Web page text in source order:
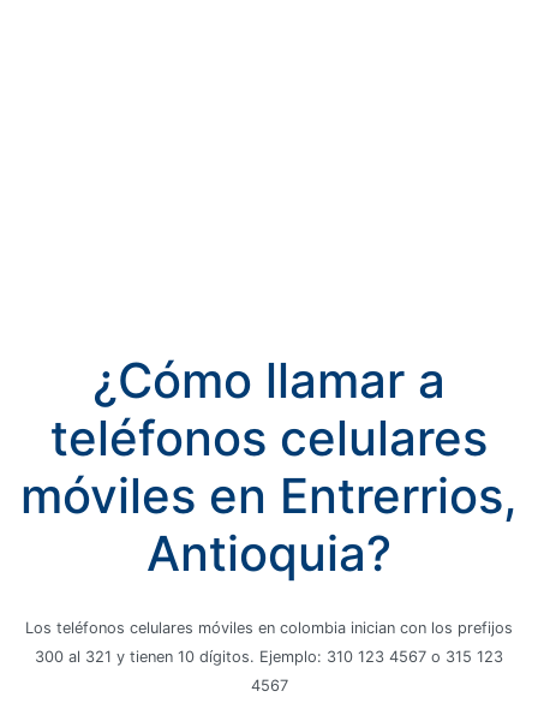
¿Cómo llamar a
teléfonos celulares
móviles en Entrerrios,
Antioquia?
Los teléfonos celulares móviles en colombia inician con los prefijos
300 al 321 y tienen 10 dígitos. Ejemplo: 310 123 4567 o 315 123
4567